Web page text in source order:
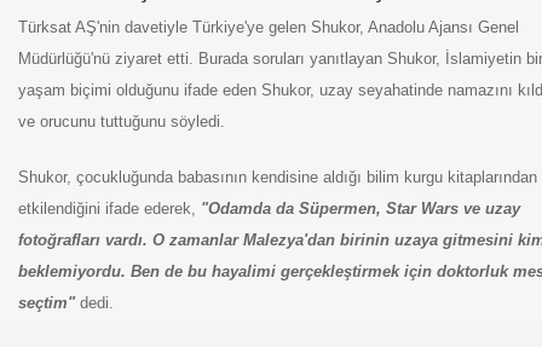
Türksat AŞ'nin davetiyle Türkiye'ye gelen Shukor, Anadolu Ajansı Genel
Müdürlüğü'nü ziyaret etti. Burada soruları yanıtlayan Shukor, İslamiyetin bir
yaşam biçimi olduğunu ifade eden Shukor, uzay seyahatinde namazını
ve orucunu tuttuğunu söyledi.
Shukor, çocukluğunda babasının kendisine aldığı bilim kurgu kitaplarından
etkilendiğini ifade ederek, "Odamda da Süpermen, Star Wars ve uzay
fotoğrafları vardı. O zamanlar Malezya'dan birinin uzaya gitmesini
beklemiyordu. Ben de bu hayalimi gerçekleştirmek için doktorluk
seçtim"dedi.